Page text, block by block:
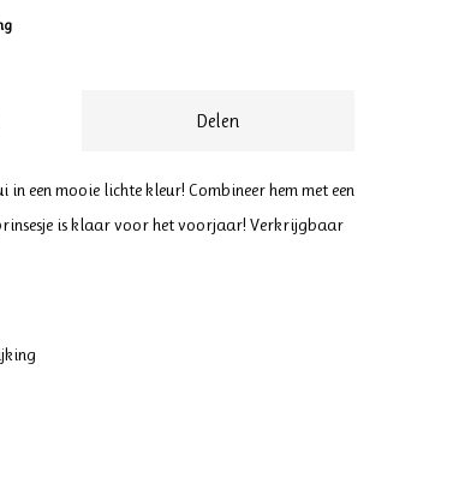
Delen
een mooie lichte kleur! Combineer hem met een
is klaar voor het voorjaar! Verkrijgbaar